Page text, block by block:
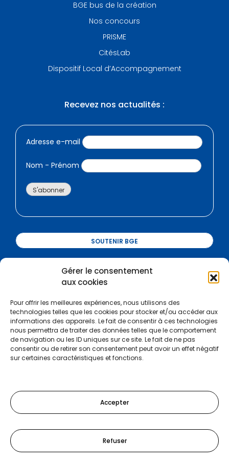
Gérer le consentement
aux cookies
Pour offrir les meilleures expériences, nous utilisons des
technologies telles que les cookies pour stocker et/ou accéder aux
informations des appareils. Le fait de consentir à ces technologies
nous permettra de traiter des données telles que le comportement
de navigation ou les ID uniques sur ce site. Le fait de ne pas
consentir ou de retirer son consentement peut avoir un effet négatif
sur certaines caractéristiques et fonctions.
Accepter
Refuser
BGE bus de la création
Nos concours
PRISME
CitésLab
Dispositif Local d’Accompagnement
Recevez nos actualités :
Adresse e-mail
Nom - Prénom
SOUTENIR BGE
Certifications :
Tel :03 81 47 97 00-Mail :info@bgefc.org